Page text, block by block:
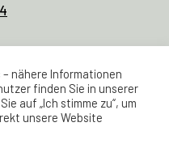
nähere Informationen
finden Sie in unserer
auf „Ich stimme zu“, um
unsere Website